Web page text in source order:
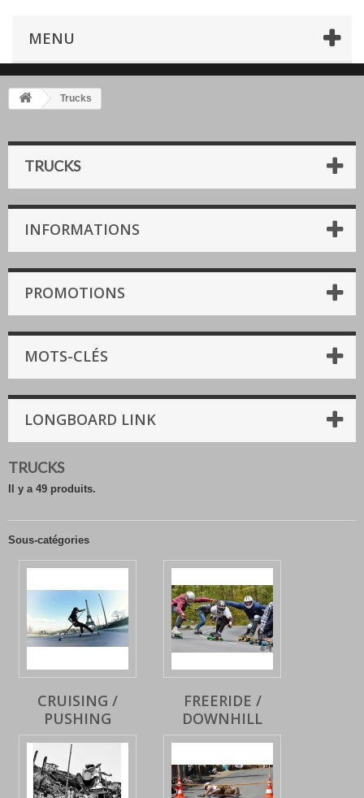
MENU
Trucks
TRUCKS
INFORMATIONS
PROMOTIONS
MOTS-CLÉS
LONGBOARD LINK
TRUCKS
Il y a 49 produits.
Sous-catégories
CRUISING /
PUSHING
FREERIDE /
DOWNHILL